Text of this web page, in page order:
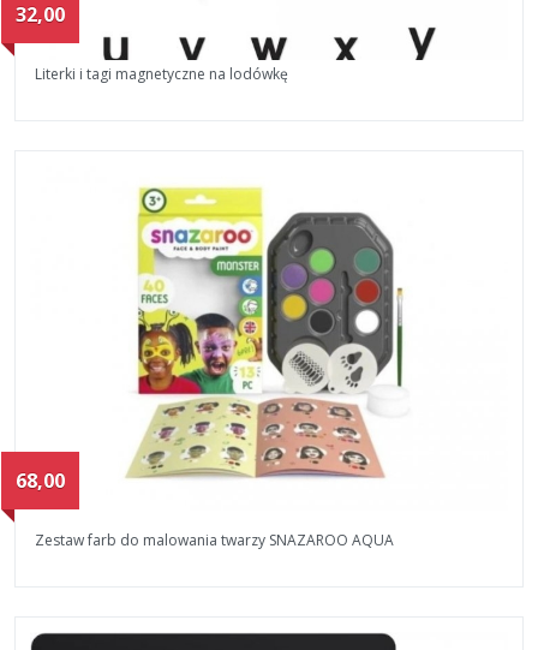
32,00
Literki i tagi magnetyczne na lodówkę
68,00
Zestaw farb do malowania twarzy SNAZAROO AQUA